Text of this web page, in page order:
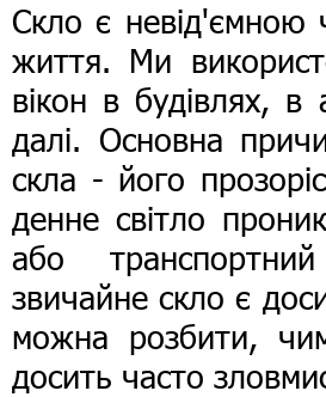
Скло є невід'ємною
життя. Ми
вікон в будівлях, в
далі. Основна
скла - його
денне світло
або
звичайне скло є
можна розбити,
досить часто